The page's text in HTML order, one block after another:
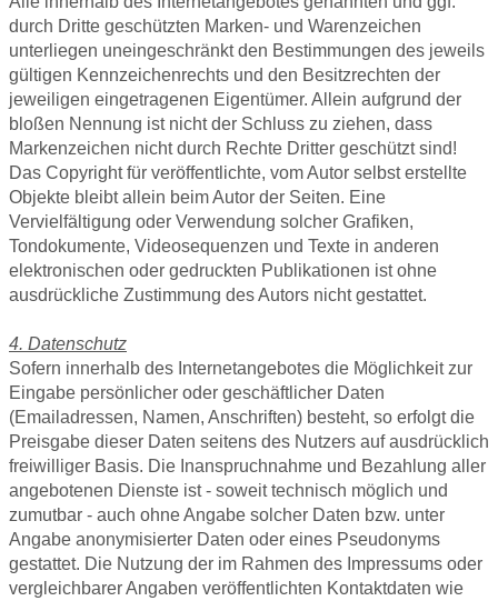
durch Dritte geschützten Marken- und Warenzeichen
unterliegen uneingeschränkt den Bestimmungen des jeweils
gültigen Kennzeichenrechts und den Besitzrechten der
jeweiligen eingetragenen Eigentümer. Allein aufgrund der
bloßen Nennung ist nicht der Schluss zu ziehen, dass
Markenzeichen nicht durch Rechte Dritter geschützt sind!
Das Copyright für veröffentlichte, vom Autor selbst erstellte
Objekte bleibt allein beim Autor der Seiten. Eine
Vervielfältigung oder Verwendung solcher Grafiken,
Tondokumente, Videosequenzen und Texte in anderen
elektronischen oder gedruckten Publikationen ist ohne
ausdrückliche Zustimmung des Autors nicht gestattet.
4. Datenschutz
Sofern innerhalb des Internetangebotes die Möglichkeit zur
Eingabe persönlicher oder geschäftlicher Daten
(Emailadressen, Namen, Anschriften) besteht, so erfolgt die
Preisgabe dieser Daten seitens des Nutzers auf ausdrücklich
freiwilliger Basis. Die Inanspruchnahme und Bezahlung aller
angebotenen Dienste ist - soweit technisch möglich und
zumutbar - auch ohne Angabe solcher Daten bzw. unter
Angabe anonymisierter Daten oder eines Pseudonyms
gestattet. Die Nutzung der im Rahmen des Impressums oder
vergleichbarer Angaben veröffentlichten Kontaktdaten wie